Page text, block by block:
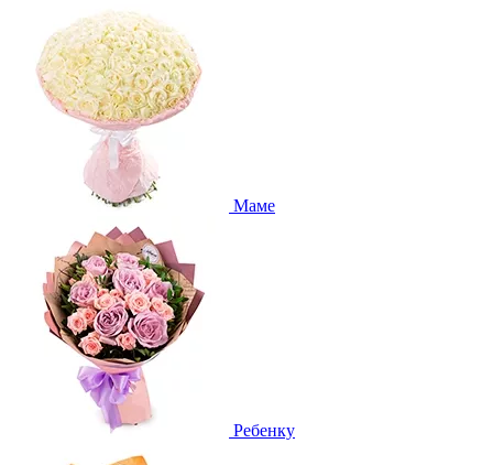
Маме
Ребенку